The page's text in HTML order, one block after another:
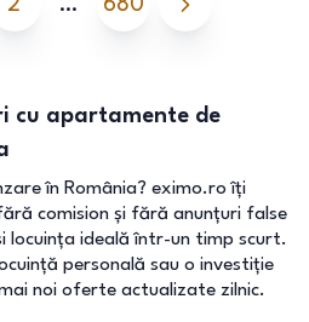
2 … 680
cu apartamente de
în România? eximo.ro îți
comision și fără anunțuri false
locuința ideală într-un timp scurt.
personală sau o investiție
noi oferte actualizate zilnic.